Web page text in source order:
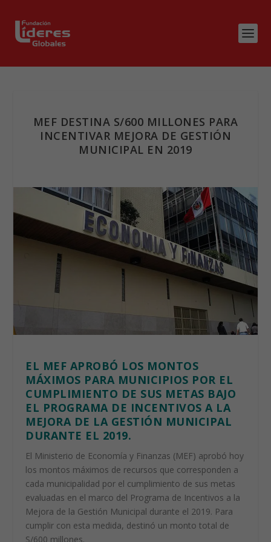
MEF DESTINA S/600 MILLONES PARA
INCENTIVAR MEJORA DE GESTIÓN
MUNICIPAL EN 2019
EL MEF APROBÓ LOS MONTOS
MÁXIMOS PARA MUNICIPIOS POR EL
CUMPLIMIENTO DE SUS METAS BAJO
EL PROGRAMA DE INCENTIVOS A LA
MEJORA DE LA GESTIÓN MUNICIPAL
DURANTE EL 2019.
El Ministerio de Economía y Finanzas (MEF) aprobó hoy
los montos máximos de recursos que corresponden a
cada municipalidad por el cumplimiento de sus metas
evaluadas en el marco del Programa de Incentivos a la
Mejora de la Gestión Municipal durante el 2019. Para
cumplir con esta medida, destinó un monto total de
S/600 millones.